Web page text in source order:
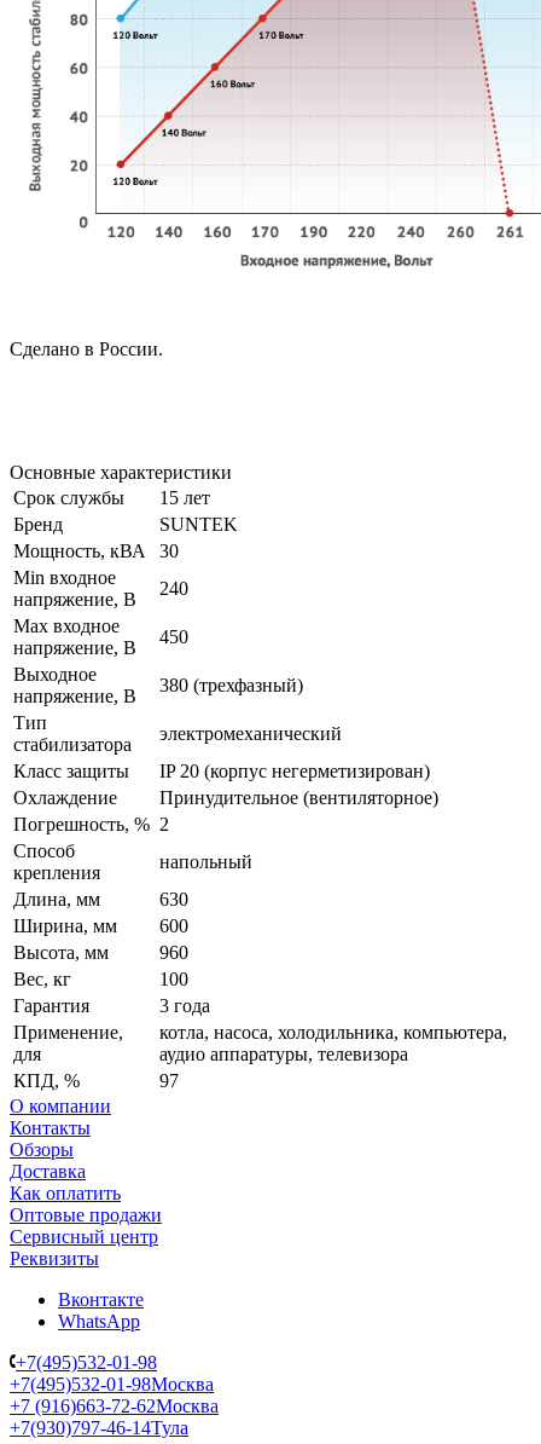
Сделано в России.
Основные характеристики
Срок службы
15 лет
Бренд
SUNTEK
Мощность, кВА
30
Min входное
напряжение, В
240
Max входное
напряжение, В
450
Выходное
напряжение, В
380 (трехфазный)
Тип
стабилизатора
электромеханический
Класс защиты
IP 20 (корпус негерметизирован)
Охлаждение
Принудительное (вентиляторное)
Погрешность, % 2
Способ
крепления
напольный
Длина, мм
630
Ширина, мм
600
Высота, мм
960
Вес, кг
100
Гарантия
3 года
Применение,
для
котла, насоса, холодильника, компьютера,
аудио аппаратуры, телевизора
КПД, %
97
О компании
Контакты
Обзоры
Доставка
Как оплатить
Оптовые продажи
Сервисный центр
Реквизиты
Вконтакте
WhatsApp
+7(495)532-01-98
+7(495)532-01-98Москва
+7 (916)663-72-62Москва
+7(930)797-46-14Тула